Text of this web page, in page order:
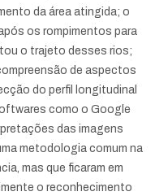
da área atingida; o
os rompimentos para
o trajeto desses rios;
de aspectos
do perfil longitudinal
como o Google
das imagens
metodologia comum na
mas que ficaram em
o reconhecimento